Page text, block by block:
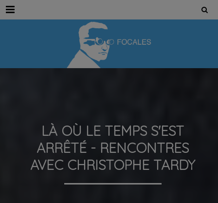
Menu
LÀ OÙ LE TEMPS S'EST
ARRÊTÉ - RENCONTRES
AVEC CHRISTOPHE TARDY